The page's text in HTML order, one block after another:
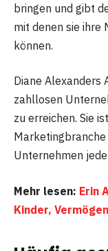
bringen und gibt
mit denen sie ihre
können.
Diane Alexanders
zahllosen
zu erreichen. Sie
Unternehmen
Mehr lesen: Erin
Kinder,